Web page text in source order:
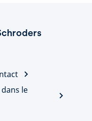
le